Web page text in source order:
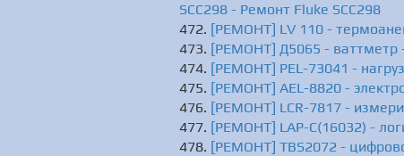
SCC298 - Ремонт Fluke SCC298
[РЕМОНТ] LV 110 -
[РЕМОНТ] Д5065 - ваттметр
[РЕМОНТ] PEL-73041 -
[РЕМОНТ] AEL-8820 -
[РЕМОНТ] LCR-7817 -
[РЕМОНТ] LAP-C(16032) -
[РЕМОНТ] TBS2072 -